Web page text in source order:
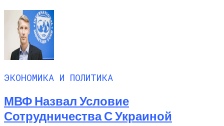
ЭКОНОМИКА И ПОЛИТИКА
МВФ Назвал Условие
Сотрудничества С Украиной